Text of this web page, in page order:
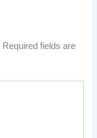
Required fields are